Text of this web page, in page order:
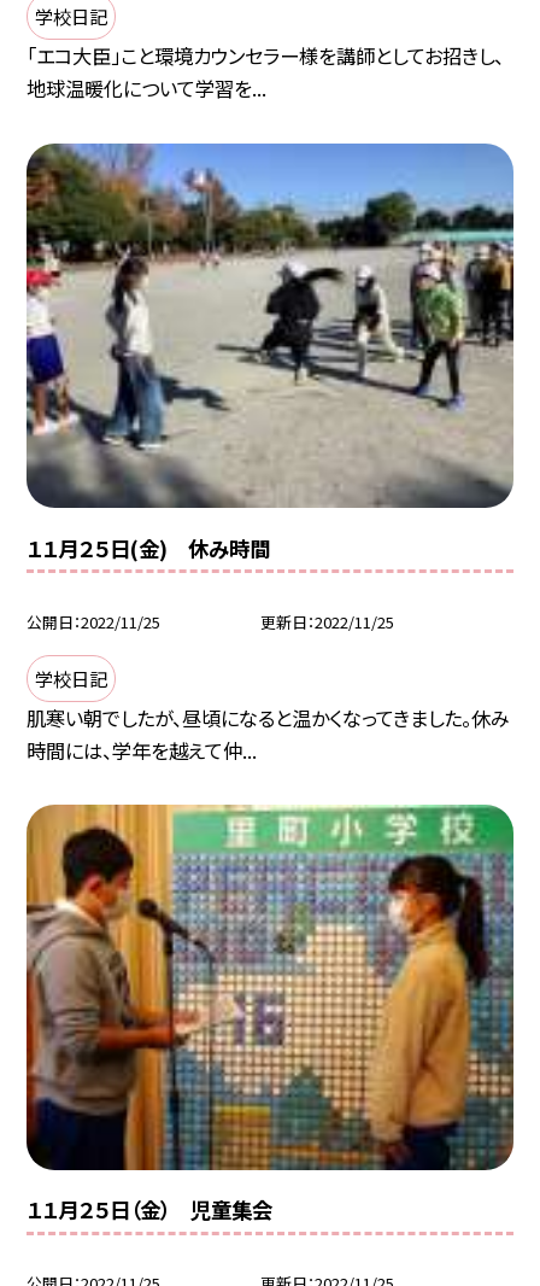
学校日記
「エコ大臣」こと環境カウンセラー様を講師としてお招きし、
地球温暖化について学習を...
１１月２５日(金) 休み時間
公開日 2022/11/25 更新日 2022/11/25
学校日記
肌寒い朝でしたが、昼頃になると温かくなってきました。休み
時間には、学年を越えて仲...
１１月２５日（金） 児童集会